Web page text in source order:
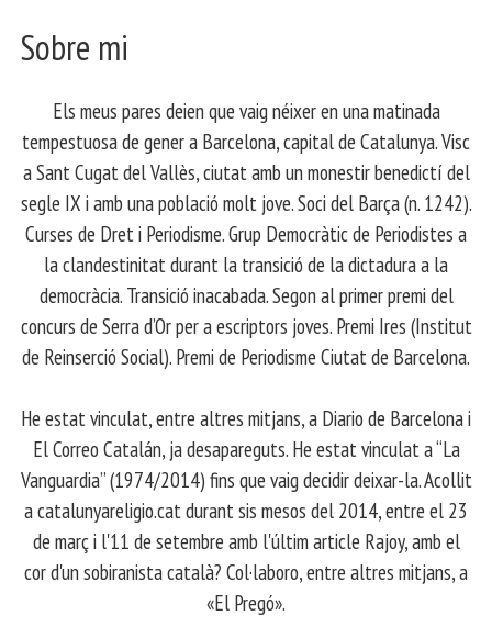
Sobre mi
Els meus pares deien que vaig néixer en una matinada
tempestuosa de gener a Barcelona, capital de Catalunya. Visc
a Sant Cugat del Vallès, ciutat amb un monestir benedictí del
segle IX i amb una població molt jove. Soci del Barça (n. 1242).
Curses de Dret i Periodisme. Grup Democràtic de Periodistes a
la clandestinitat durant la transició de la dictadura a la
democràcia. Transició inacabada. Segon al primer premi del
concurs de Serra d’Or per a escriptors joves. Premi Ires (Institut
de Reinserció Social). Premi de Periodisme Ciutat de Barcelona.
​ He estat vinculat, entre altres mitjans, a Diario de Barcelona i
El Correo Catalán, ja desapareguts. He estat vinculat a “La
Vanguardia” (1974/2014) fins que vaig decidir deixar-la. Acollit
a catalunyareligio.cat durant sis mesos del 2014, entre el 23
de març i l'11 de setembre amb l'últim article Rajoy, amb el
cor d'un sobiranista català? Col·laboro, entre altres mitjans, a
«El Pregó».